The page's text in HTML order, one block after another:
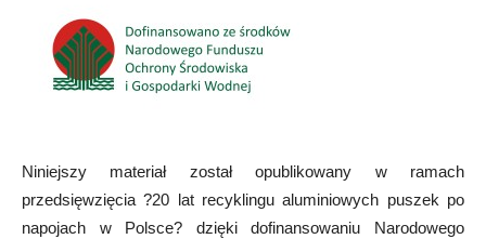
Niniejszy materiał został opublikowany w ramach
przedsięwzięcia ?20 lat recyklingu aluminiowych puszek po
napojach w Polsce? dzięki dofinansowaniu Narodowego